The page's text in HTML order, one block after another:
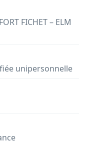
FICHET – ELM
unipersonnelle